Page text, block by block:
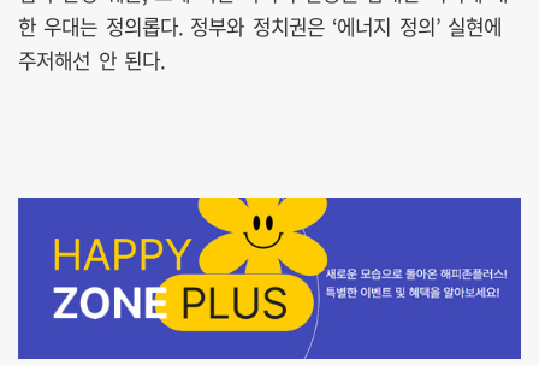
한 우대는 정의롭다. 정부와 정치권은 ‘에너지 정의’ 실현에
주저해선 안 된다.